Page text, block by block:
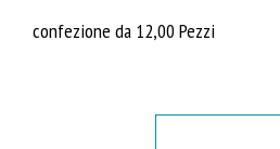
confezione da 12,00 Pezzi